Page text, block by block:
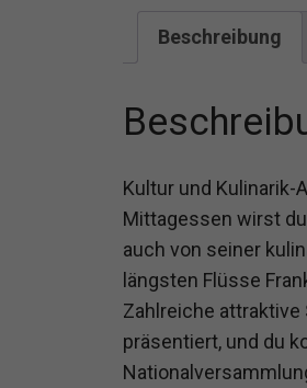
Beschreibung
Kultur und
Mittagessen wirst
auch von seiner
längsten Flüsse
Zahlreiche
präsentiert, und du